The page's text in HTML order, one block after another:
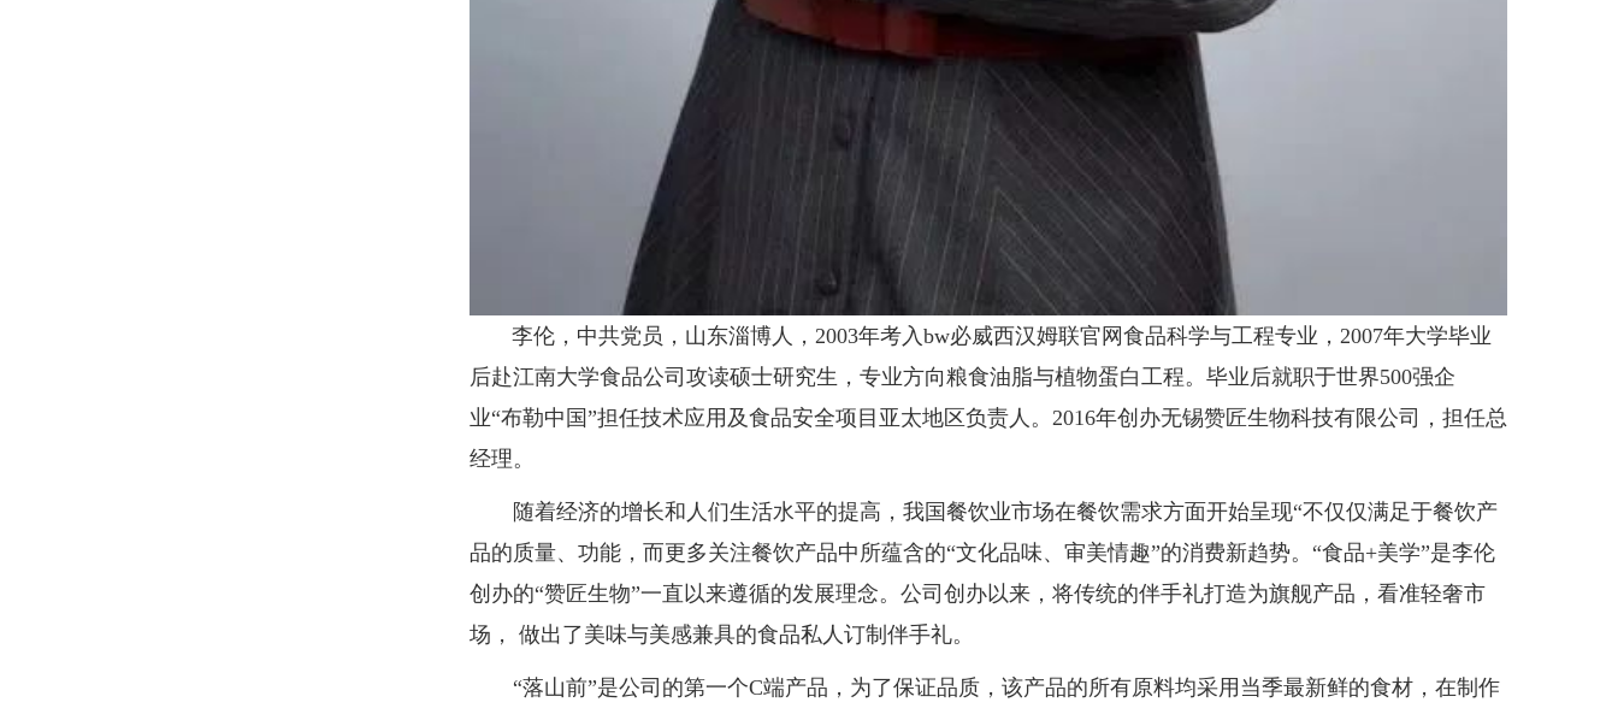
李伦，中共党员，山东淄博人，2003年考入bw必威西汉姆联官网食品科学与工程专业，2007年大学毕业
后赴江南大学食品公司攻读硕士研究生，专业方向粮食油脂与植物蛋白工程。毕业后就职于世界500强企
业“布勒中国”担任技术应用及食品安全项目亚太地区负责人。2016年创办无锡赞匠生物科技有限公司，担任总
经理。
随着经济的增长和人们生活水平的提高，我国餐饮业市场在餐饮需求方面开始呈现“不仅仅满足于餐饮产
品的质量、功能，而更多关注餐饮产品中所蕴含的“文化品味、审美情趣”的消费新趋势。“食品+美学”是李伦
创办的“赞匠生物”一直以来遵循的发展理念。公司创办以来，将传统的伴手礼打造为旗舰产品，看准轻奢市
场， 做出了美味与美感兼具的食品私人订制伴手礼。
“落山前”是公司的第一个C端产品，为了保证品质，该产品的所有原料均采用当季最新鲜的食材，在制作